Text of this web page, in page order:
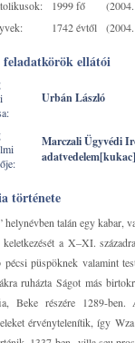
1999 fő
1742 évtől
feladatkörök ellátói
Urbán László
Marczali Ügyvédi
története
helynévben talán egy kabar,
a X–XI.
püspöknek valamint
ruházta Ságot más
Beke részére 1289-
érvénytelenítik, így